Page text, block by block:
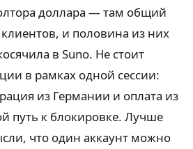
доллара — там общий
клиентов, и половина из них
в Suno. Не стоит
в рамках одной сессии:
из Германии и оплата из
путь к блокировке. Лучше
что один аккаунт можно